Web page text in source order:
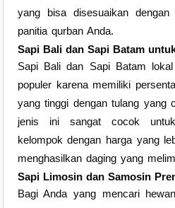
yang bisa disesuaikan dengan
panitia qurban Anda.
Sapi Bali dan Sapi Batam
Sapi Bali dan Sapi Batam
populer karena memiliki
yang tinggi dengan tulang yang
jenis ini sangat cocok
kelompok dengan harga yang
menghasilkan daging yang
Sapi Limosin dan Samosin
Bagi Anda yang mencari